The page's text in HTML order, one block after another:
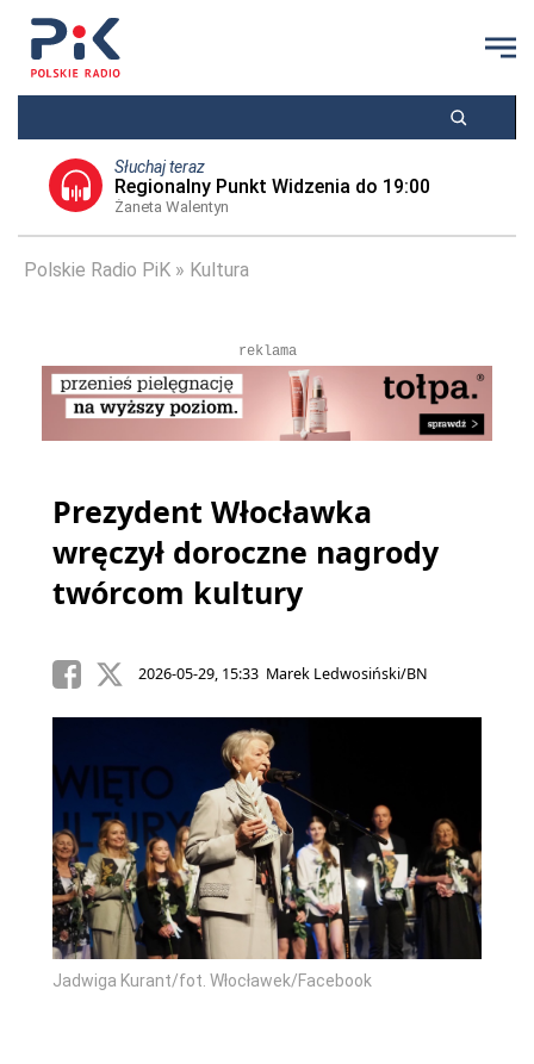
Słuchaj teraz
Regionalny Punkt Widzenia do 19:00
Żaneta Walentyn
Polskie Radio PiK Kultura
reklama
Prezydent Włocławka
wręczył doroczne nagrody
twórcom kultury
2026-05-29, 15:33 Marek Ledwosiński/BN
Jadwiga Kurant/fot. Włocławek/Facebook